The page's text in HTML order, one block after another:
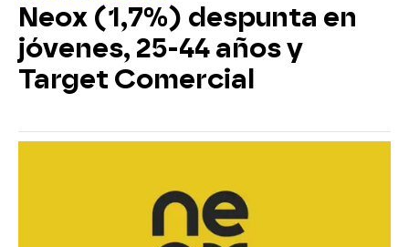
Neox (1,7%) despunta en
jóvenes, 25-44 años y
Target Comercial